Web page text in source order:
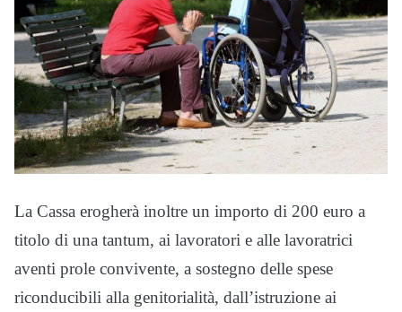
La Cassa erogherà inoltre un importo di 200 euro a
titolo di una tantum, ai lavoratori e alle lavoratrici
aventi prole convivente, a sostegno delle spese
riconducibili alla genitorialità, dall’istruzione ai